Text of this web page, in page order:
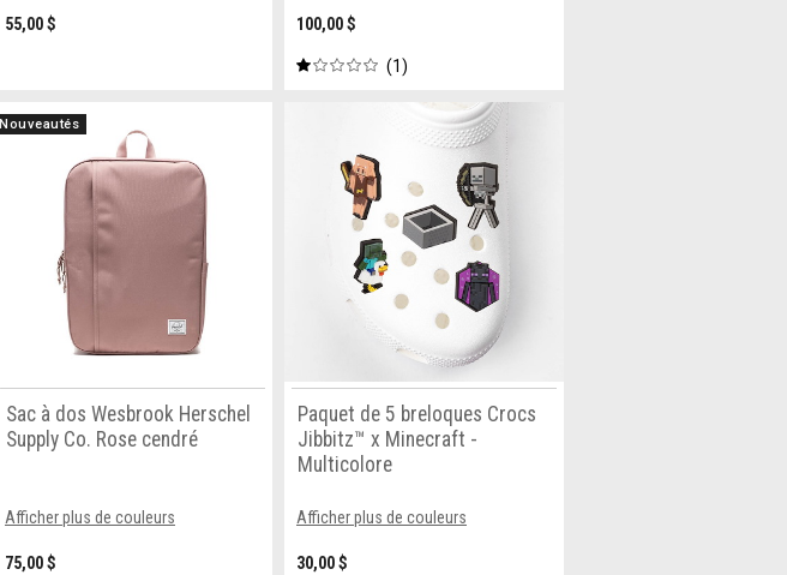
55,00 $ 100,00 $
1
Nouveautés
Sac à dos Wesbrook Herschel
Supply Co. Rose cendré
Afficher plus de couleurs
75,00 $
Paquet de 5 breloques Crocs
Jibbitz™ x Minecraft -
Multicolore
Afficher plus de couleurs
30,00 $